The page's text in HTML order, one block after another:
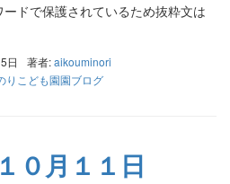
ドで保護されているため抜粋文は
日 著者:aikouminori
りこども園園ブログ
０月１１日